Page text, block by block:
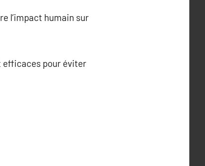
l’impact humain sur
efficaces pour éviter